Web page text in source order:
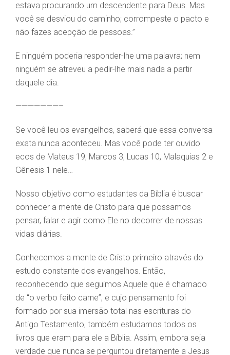
estava procurando um descendente para Deus. Mas
você se desviou do caminho; corrompeste o pacto e
não fazes acepção de pessoas.”
E ninguém poderia responder-lhe uma palavra; nem
ninguém se atreveu a pedir-lhe mais nada a partir
daquele dia.
———————–
Se você leu os evangelhos, saberá que essa conversa
exata nunca aconteceu. Mas você pode ter ouvido
ecos de Mateus 19, Marcos 3, Lucas 10, Malaquias 2 e
Gênesis 1 nele…
Nosso objetivo como estudantes da Bíblia é buscar
conhecer a mente de Cristo para que possamos
pensar, falar e agir como Ele no decorrer de nossas
vidas diárias.
Conhecemos a mente de Cristo primeiro através do
estudo constante dos evangelhos. Então,
reconhecendo que seguimos Aquele que é chamado
de “o verbo feito carne”, e cujo pensamento foi
formado por sua imersão total nas escrituras do
Antigo Testamento, também estudamos todos os
livros que eram para ele a Bíblia. Assim, embora seja
verdade que nunca se perguntou diretamente a Jesus